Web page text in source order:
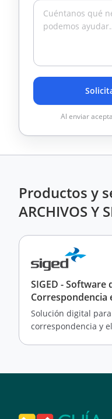
Al enviar
Productos y
ARCHIVOS Y
SIGED -
Correspondencia
Solución digital
correspondencia y